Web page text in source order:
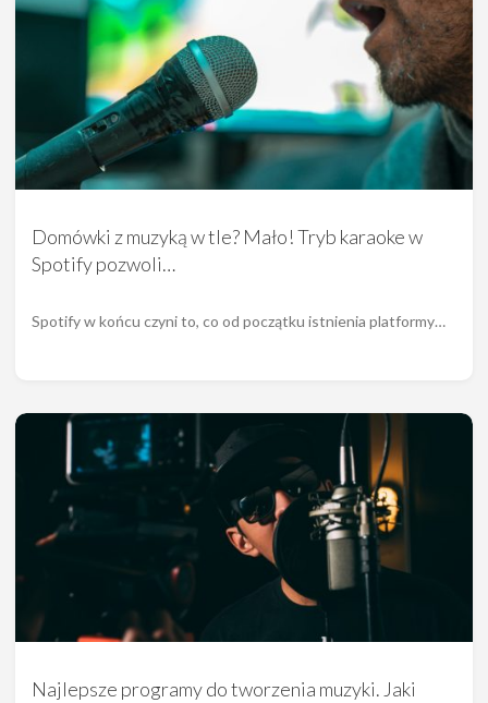
Domówki z muzyką w tle? Mało! Tryb karaoke w
Spotify pozwoli…
Spotify w końcu czyni to, co od początku istnienia platformy…
Najlepsze programy do tworzenia muzyki. Jaki